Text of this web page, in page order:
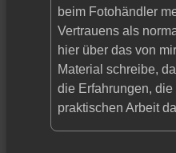
beim Fotohändler
Vertrauens als
hier über das von
Material schreibe,
die Erfahrungen, die
praktischen Arbeit